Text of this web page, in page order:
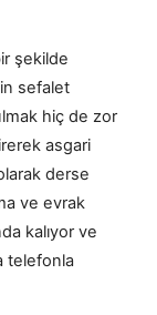
şekilde
sefalet
hiç de zor
asgari
derse
ve evrak
kalıyor ve
telefonla